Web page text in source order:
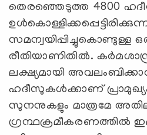
തെരഞ്ഞെടുത്ത 4800
സമന്വയിപ്പിച്ചുകൊണ്ടുള്ള
രീതിയാണിതില്‍.
ലക്ഷ്യമായി
ഹദീസുകള്‍ക്കാണ്
സുനനുകളും മാത്രമേ
ഗ്രന്ഥക്രമീകരണത്തില്‍